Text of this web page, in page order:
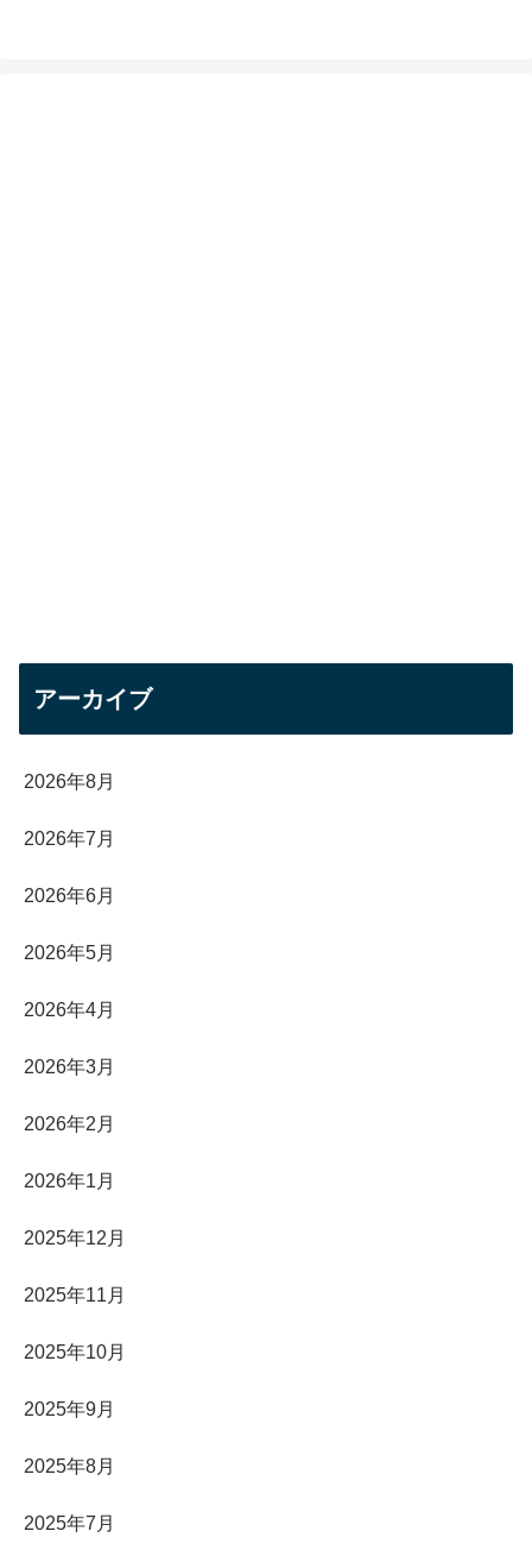
アーカイブ
2026年8月
2026年7月
2026年6月
2026年5月
2026年4月
2026年3月
2026年2月
2026年1月
2025年12月
2025年11月
2025年10月
2025年9月
2025年8月
2025年7月